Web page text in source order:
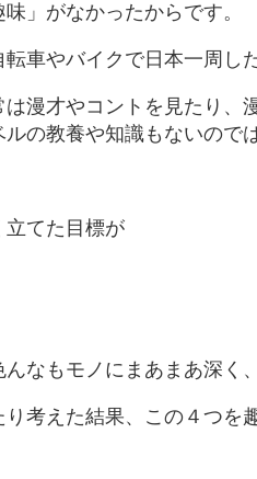
」がなかったからです。
車やバイクで日本一周し
は漫才やコントを見たり
の教養や知識もないので
立てた目標が
なもモノにまあまあ深く
考えた結果、この４つを